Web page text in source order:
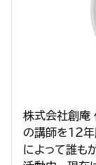
株式会社創庵
の講師を１２
によって誰も